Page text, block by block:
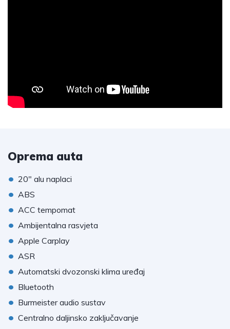
Oprema auta
• 20" alu naplaci
• ABS
• ACC tempomat
• Ambijentalna rasvjeta
• Apple Carplay
• ASR
• Automatski dvozonski klima uređaj
• Bluetooth
• Burmeister audio sustav
• Centralno daljinsko zaključavanje